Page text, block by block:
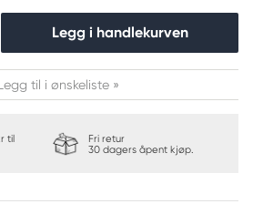
Legg i handlekurven
til i ønskeliste »
til
Fri retur
30 dagers åpent kjøp.